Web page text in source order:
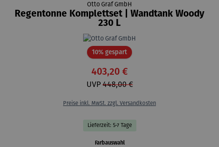
Otto Graf GmbH
Regentonne Komplettset | Wandtank Woody
230 L
10% gespartRabatt
403,20 €
UVP448,00 €
Preise inkl. MwSt. zzgl. Versandkosten
Lieferzeit: 5-7 Tage
Farbauswahlauswählen